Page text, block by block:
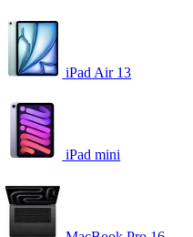
iPad Air 13
iPad mini